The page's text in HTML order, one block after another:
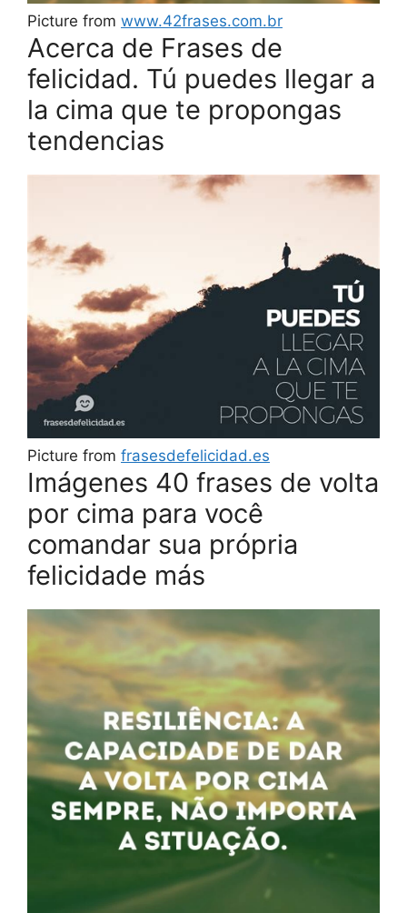
Picture from www.42frases.com.br
Acerca de Frases de
felicidad. Tú puedes llegar a
la cima que te propongas
tendencias
Picture from frasesdefelicidad.es
Imágenes 40 frases de volta
por cima para você
comandar sua própria
felicidade más